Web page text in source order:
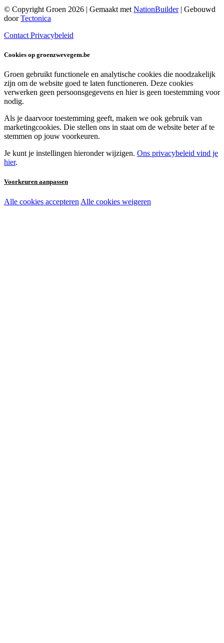
© Copyright Groen 2026 | Gemaakt met NationBuilder| Gebouwd
doorTectonica
Contact Privacybeleid
Cookies op groenzwevegem.be
Groen gebruikt functionele en analytische cookies die noodzakelijk
zijn om de website goed te laten functioneren. Deze cookies
verwerken geen persoonsgegevens en hier is geen toestemming voor
nodig.
Als je daarvoor toestemming geeft, maken we ook gebruik van
marketingcookies. Die stellen ons in staat om de website beter af te
stemmen op jouw voorkeuren.
Je kunt je instellingen hieronder wijzigen. Ons privacybeleid vind je
hier.
Voorkeuren aanpassen
Noodzakelijke cookies:
Alle cookies accepteren Alle cookies weigeren